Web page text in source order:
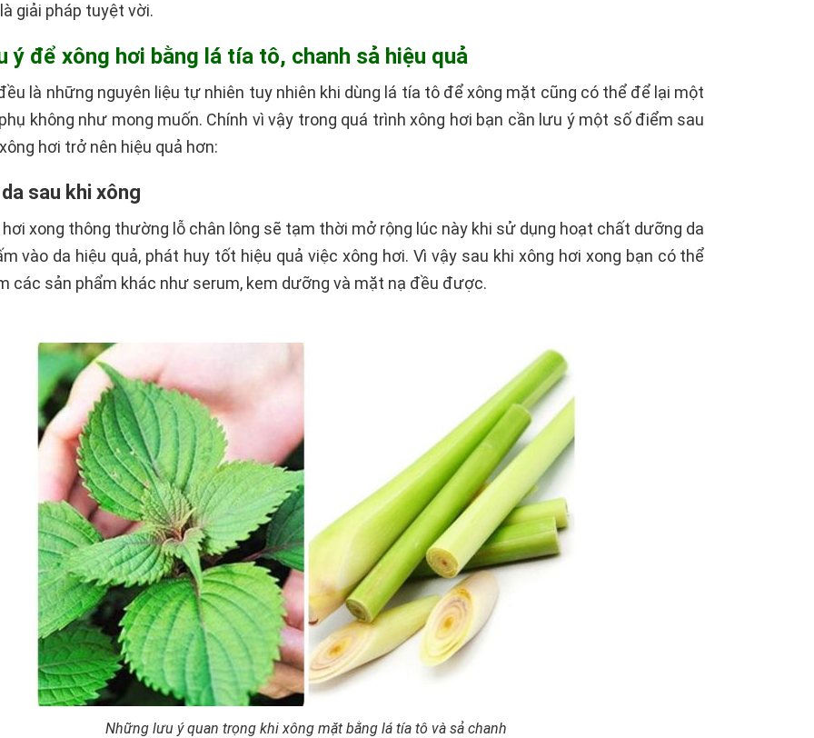
giải pháp tuyệt vời.
ý để xông hơi bằng lá tía tô, chanh sả hiệu quả
là những nguyên liệu tự nhiên tuy nhiên khi dùng lá tía tô để xông mặt cũng có thể để lại một
không như mong muốn. Chính vì vậy trong quá trình xông hơi bạn cần lưu ý một số điểm sau
hơi trở nên hiệu quả hơn:
sau khi xông
hơi xong thông thường lỗ chân lông sẽ tạm thời mở rộng lúc này khi sử dụng hoạt chất dưỡng da
vào da hiệu quả, phát huy tốt hiệu quả việc xông hơi. Vì vậy sau khi xông hơi xong bạn có thể
các sản phẩm khác như serum, kem dưỡng và mặt nạ đều được.
Những lưu ý quan trọng khi xông mặt bằng lá tía tô và sả chanh